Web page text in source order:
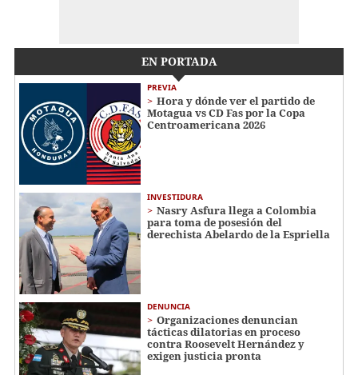
EN PORTADA
PREVIA
Hora y dónde ver el partido de
Motagua vs CD Fas por la Copa
Centroamericana 2026
INVESTIDURA
Nasry Asfura llega a Colombia
para toma de posesión del
derechista Abelardo de la Espriella
DENUNCIA
Organizaciones denuncian
tácticas dilatorias en proceso
contra Roosevelt Hernández y
exigen justicia pronta